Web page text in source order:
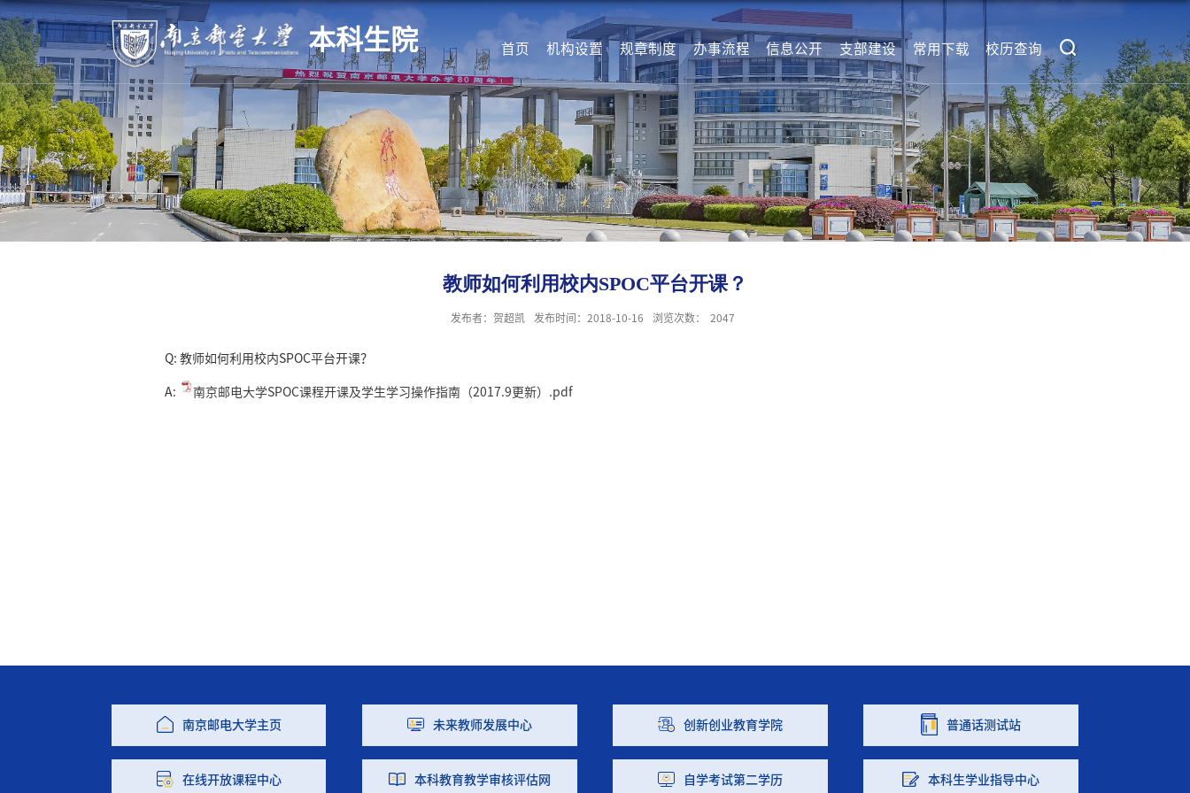
本科生院 首页 机构设置 规章制度 办事流程 信息公开 支部建设 常用下载 校历查询
教师如何利用校内SPOC平台开课？
发布者：贺超凯 发布时间：2018-10-16 浏览次数： 2047
Q: 教师如何利用校内SPOC平台开课？
A: 南京邮电大学SPOC课程开课及学生学习操作指南（2017.9更新）.pdf
南京邮电大学主页 未来教师发展中心 创新创业教育学院 普通话测试站
在线开放课程中心 本科教育教学审核评估网 自学考试第二学历 本科生学业指导中心